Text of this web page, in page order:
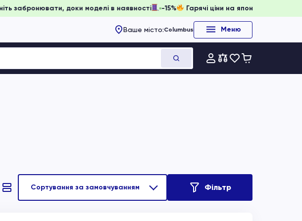
Встигніть забронювати, доки моделі в наявності -15% Гарячі ціни на японське
Ваше місто:Columbus Меню
Фільтр